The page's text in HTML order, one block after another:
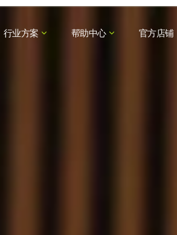
行业方案 帮助中心 官方店铺